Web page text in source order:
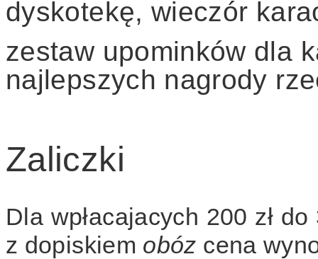
dyskotekę, wieczór
zestaw upominków dla
najlepszych nagrody
Zaliczki
Dla wpłacajacych 200 zł
z dopiskiem obóz cena